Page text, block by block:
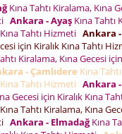
Kına Tahtı Kiralama, Kına
Ankara - Ayaş Kına Tahtı
Tahtı Hizmeti Ankara
için Kiralık Kına Tahtı
Kiralama, Kına Gecesi
- Çamlıdere Kına
Tahtı Hizmeti Ankara
Gecesi için Kiralık Kına
Kına Tahtı Kiralama, Kına
Ankara - ElmadağKına